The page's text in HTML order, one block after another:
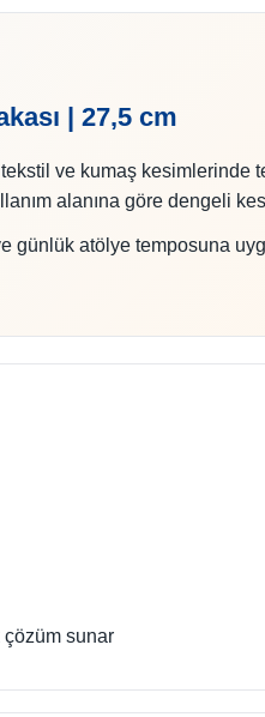
| 27,5 cm
tekstil ve kumaş
alanına göre dengeli
atölye temposuna
çözüm sunar